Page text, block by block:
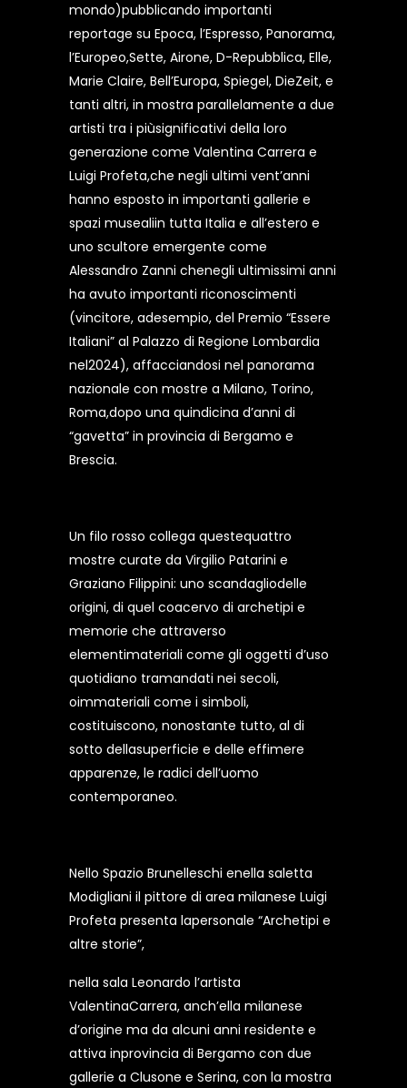
mondo)pubblicando importanti
reportage su Epoca, l’Espresso, Panorama,
l’Europeo,Sette, Airone, D-Repubblica, Elle,
Marie Claire, Bell’Europa, Spiegel, DieZeit, e
tanti altri, in mostra parallelamente a due
artisti tra i piùsignificativi della loro
generazione come Valentina Carrera e
Luigi Profeta,che negli ultimi vent’anni
hanno esposto in importanti gallerie e
spazi musealiin tutta Italia e all’estero e
uno scultore emergente come
Alessandro Zanni chenegli ultimissimi anni
ha avuto importanti riconoscimenti
(vincitore, adesempio, del Premio “Essere
Italiani” al Palazzo di Regione Lombardia
nel2024), affacciandosi nel panorama
nazionale con mostre a Milano, Torino,
Roma,dopo una quindicina d’anni di
“gavetta” in provincia di Bergamo e
Brescia.
Un filo rosso collega questequattro
mostre curate da Virgilio Patarini e
Graziano Filippini: uno scandagliodelle
origini, di quel coacervo di archetipi e
memorie che attraverso
elementimateriali come gli oggetti d’uso
quotidiano tramandati nei secoli,
oimmateriali come i simboli,
costituiscono, nonostante tutto, al di
sotto dellasuperficie e delle effimere
apparenze, le radici dell’uomo
contemporaneo.
Nello Spazio Brunelleschi enella saletta
Modigliani il pittore di area milanese Luigi
Profeta presenta lapersonale “Archetipi e
altre storie”,
nella sala Leonardo l’artista
ValentinaCarrera, anch’ella milanese
d’origine ma da alcuni anni residente e
attiva inprovincia di Bergamo con due
gallerie a Clusone e Serina, con la mostra